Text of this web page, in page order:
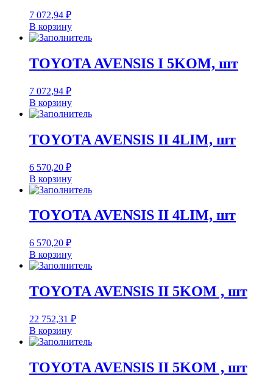
7 072,94 ₽
В корзину
TOYOTA AVENSIS I 5KOM, шт
7 072,94 ₽
В корзину
TOYOTA AVENSIS II 4LIM, шт
6 570,20 ₽
В корзину
TOYOTA AVENSIS II 4LIM, шт
6 570,20 ₽
В корзину
TOYOTA AVENSIS II 5KOM , шт
22 752,31 ₽
В корзину
TOYOTA AVENSIS II 5KOM , шт